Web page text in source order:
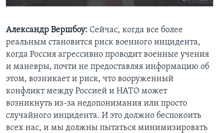
Александр Вершбоу: Сейчас, когда все более
реальным становится риск военного инцидента,
когда Россия агрессивно проводит военные учения
и маневры, почти не предоставляя информацию об
этом, возникает и риск, что вооруженный
конфликт между Россией и НАТО может
возникнуть из-за недопонимания или просто
случайного инцидента. И это должно беспокоить
всех нас, и мы должны пытаться минимизировать